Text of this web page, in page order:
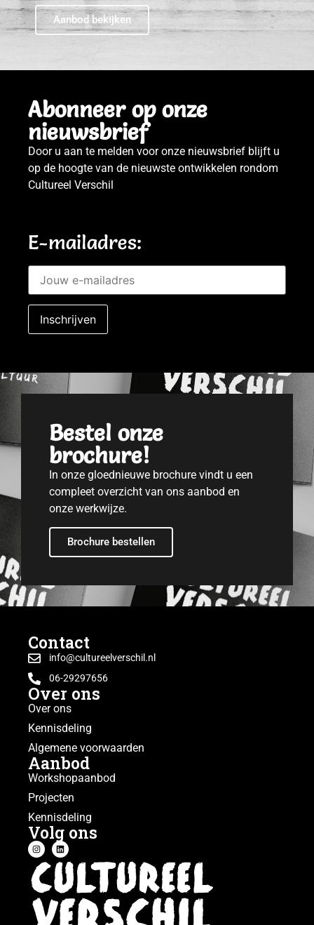
Aanbod bekijken
Abonneer op onze
nieuwsbrief
Door u aan te melden voor onze nieuwsbrief blijft u
op de hoogte van de nieuwste ontwikkelen rondom
Cultureel Verschil
E-mailadres:
Bestel onze
brochure!
In onze gloednieuwe brochure vindt u een
compleet overzicht van ons aanbod en
onze werkwijze.
Brochure bestellen
Contact
info@cultureelverschil.nl
06-29297656
Over ons
Over ons
Kennisdeling
Algemene voorwaarden
Aanbod
Workshopaanbod
Projecten
Kennisdeling
Volg ons